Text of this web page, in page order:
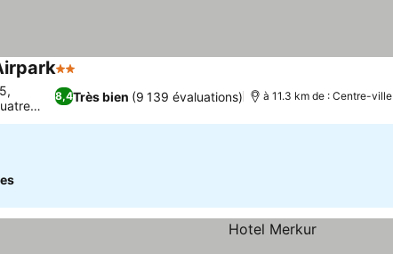
2 Étoiles
8,4Très bien (9 139 évaluations) à 11.3 km de : Centre-ville